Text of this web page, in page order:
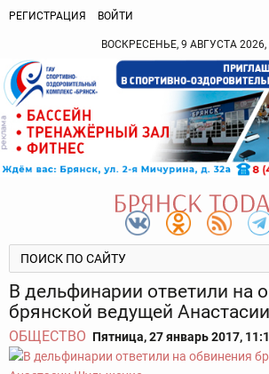
РЕГИСТРАЦИЯ ВОЙТИ
ВОСКРЕСЕНЬЕ, 9 АВГУСТА 2026,
В дельфинарии ответили на
брянской ведущей
ОБЩЕСТВО Пятница, 27 январь 2017,